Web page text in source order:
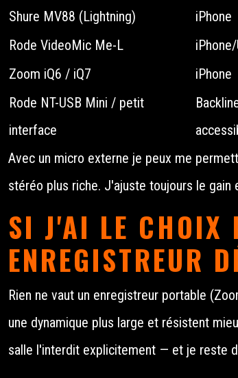
Shure MV88 (Lightning)
iPhone
Rode VideoMic Me-L
Zoom iQ6 / iQ7
iPhone
Rode NT-USB Mini / petit
interface
Avec un micro externe je peux me
stéréo plus riche. J'ajuste toujours le
SI J'AI LE CHOIX
ENREGISTREUR
Rien ne vaut un enregistreur portable
une dynamique plus large et résistent
salle l'interdit explicitement — et je reste